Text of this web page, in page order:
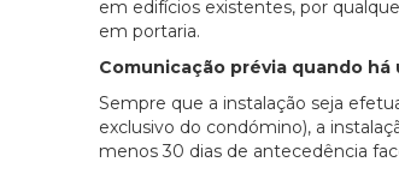
em edifícios existentes, por
em portaria.
Comunicação prévia quando
Sempre que a instalação seja
exclusivo do condómino), a
menos 30 dias de antecedência